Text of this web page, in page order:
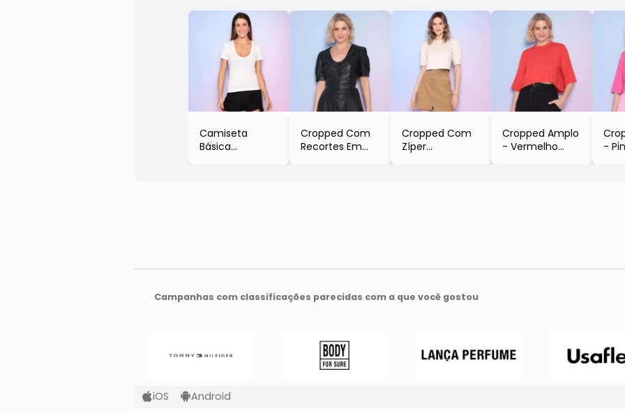
Camiseta
Básica
Cropped Com
Recortes Em
Cropped Com
Zíper
Cropped Amplo
- Vermelho
-
Campanhas com classificações parecidas com a que você gostou
iOS Android